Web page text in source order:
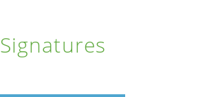
Signatures